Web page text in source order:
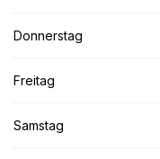
Donnerstag
Freitag
Samstag